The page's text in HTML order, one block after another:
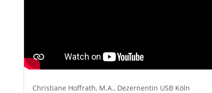
Christiane Hoffrath, M.A., Dezernentin USB Köln